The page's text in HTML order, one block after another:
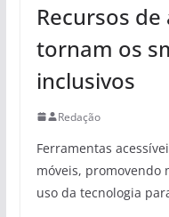
Recursos
tornam os
inclusivos
Redação
Ferramentas
móveis, promovendo
uso da tecnologia